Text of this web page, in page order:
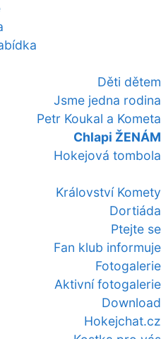
Děti dětem
Jsme jedna rodina
Petr Koukal a Kometa
Chlapi ŽENÁM
Hokejová tombola
Království Komety
Dortiáda
Ptejte se
Fan klub informuje
Fotogalerie
Aktivní fotogalerie
Download
Hokejchat.cz